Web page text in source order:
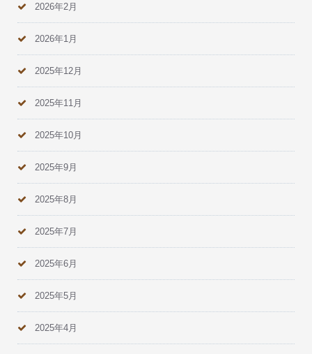
2026年2月
2026年1月
2025年12月
2025年11月
2025年10月
2025年9月
2025年8月
2025年7月
2025年6月
2025年5月
2025年4月